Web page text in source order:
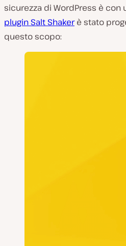
sicurezza di WordPress è con
plugin Salt Shakerè stato
questo scopo: